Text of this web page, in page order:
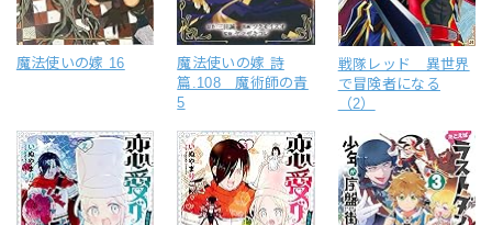
魔法使いの嫁 16
魔法使いの嫁 詩
篇.108 魔術師の青
5
戦隊レッド 異世界
で冒険者になる
（2）